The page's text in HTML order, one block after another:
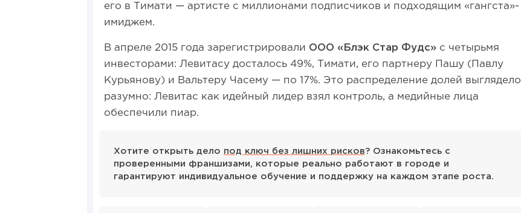
его в Тимати — артисте с миллионами подписчиков и подходящим «гангста»-
имиджем.
В апреле 2015 года зарегистрировали ООО «Блэк Стар Фудс» с четырьмя
инвесторами: Левитасу досталось 49%, Тимати, его партнеру Пашу (Павлу
Курьянову) и Вальтеру Часему — по 17%. Это распределение долей выглядело
разумно: Левитас как идейный лидер взял контроль, а медийные лица
обеспечили пиар.
Хотите открыть дело под ключ без лишних рисков? Ознакомьтесь с
проверенными франшизами, которые реально работают в городе и
гарантируют индивидуальное обучение и поддержку на каждом этапе роста.